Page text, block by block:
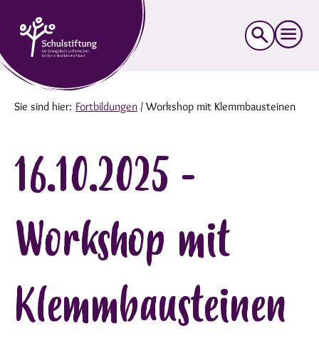
Suche
nach:
Sie sind hier: Fortbildungen / Workshop mit Klemmbausteinen
16.10.2025 -
Workshop mit
Klemmbausteinen